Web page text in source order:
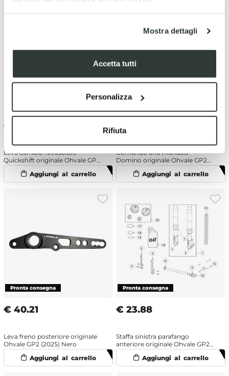
Mostra dettagli
Accetta tutti
Personalizza
Rifiuta
€
Leva cambio rovesciato
Quickshift originale Ohvale GP2
(2025) Nero
€
Comando aria manuale
Domino originale Ohvale GP2
(2021-2025)
€ 40.21
Leva freno posteriore originale
Ohvale GP2 (2025) Nero
€ 23.88
Staffa sinistra parafango
anteriore originale Ohvale GP2
(2021-2025)